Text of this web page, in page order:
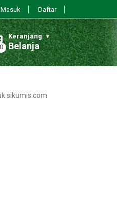
Masuk Daftar
Keranjang
Belanja